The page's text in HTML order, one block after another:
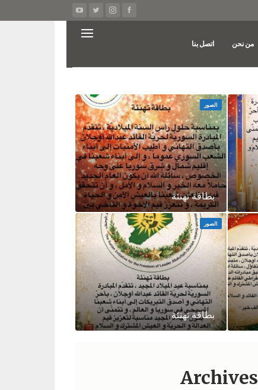
من نحن اتصل بنا
الصور
بطاقة تهنئة
الصور
بطاقة تهنئة
Archives